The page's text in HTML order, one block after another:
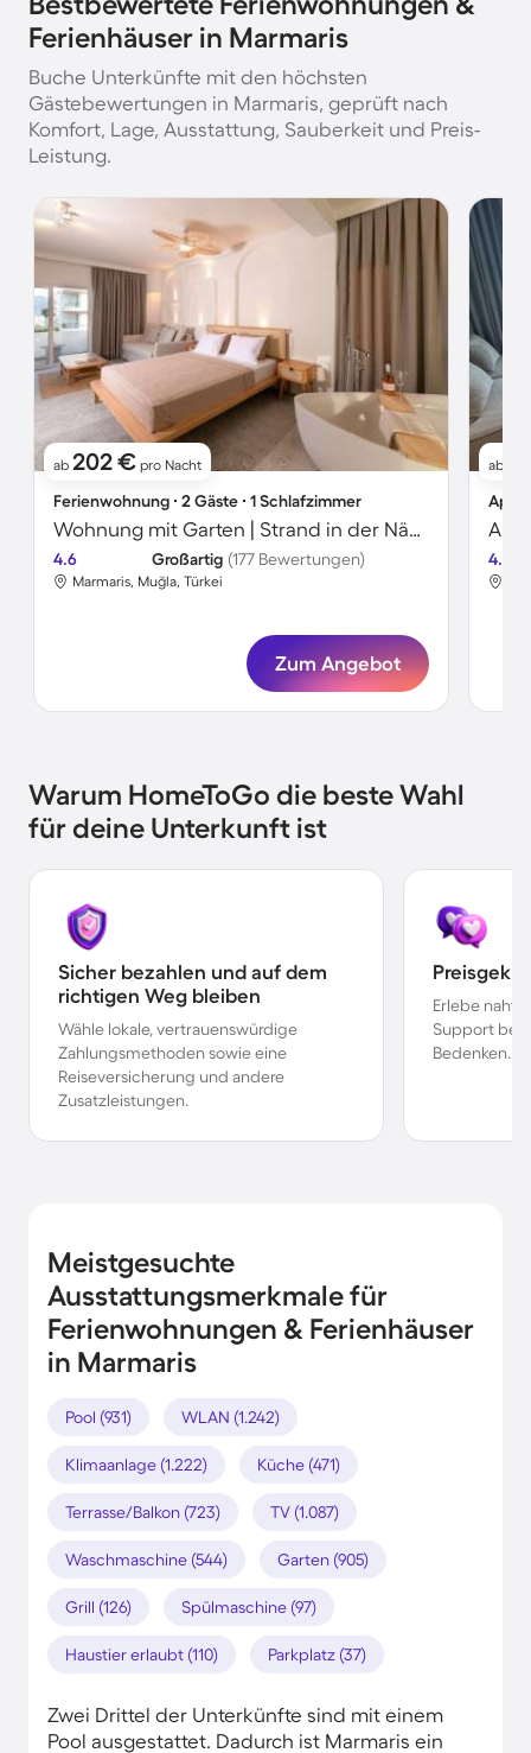
Ferienhäuser in Marmaris
Buche Unterkünfte mit den höchsten
Gästebewertungen in Marmaris, geprüft nach
Komfort, Lage, Ausstattung, Sauberkeit und Preis-
Leistung.
ab 202 € pro Nacht
Ferienwohnung ∙ 2 Gäste ∙ 1 Schlafzimmer
Wohnung mit Garten | Strand in der Nähe | Ideal für Homeoffice
4.6 Großartig (177 Bewertungen)
Marmaris, Muğla, Türkei
Zum Angebot
ab
4.5
Warum HomeToGo die beste Wahl
für deine Unterkunft ist
Sicher bezahlen und auf dem
richtigen Weg bleiben
Wähle lokale, vertrauenswürdige
Zahlungsmethoden sowie eine
Reiseversicherung und andere
Zusatzleistungen.
Erlebe
Support bei
Bedenken.
Meistgesuchte
Ausstattungsmerkmale für
Ferienwohnungen & Ferienhäuser
in Marmaris
Pool (931) WLAN (1.242)
Klimaanlage (1.222) Küche (471)
Terrasse/Balkon (723) TV (1.087)
Waschmaschine (544) Garten (905)
Grill (126) Spülmaschine (97)
Haustier erlaubt (110) Parkplatz (37)
Zwei Drittel der Unterkünfte sind mit einem
Pool ausgestattet. Dadurch ist Marmaris ein